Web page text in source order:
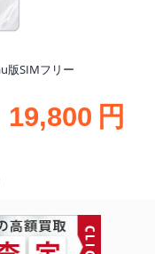
版SIMフリー
19,800 円